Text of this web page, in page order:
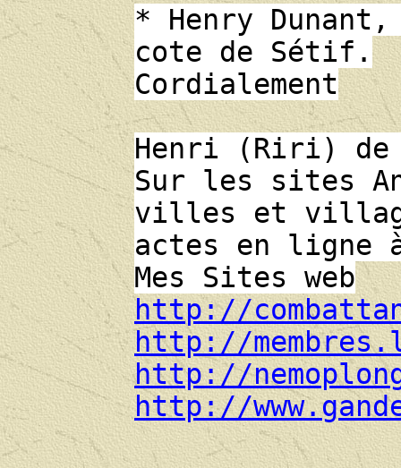
* Henry
cote de Sétif.
Cordialement
Henri (Riri) de
Sur les sites
villes et
actes en ligne
Mes Sites web
http://
http://
http://
http://